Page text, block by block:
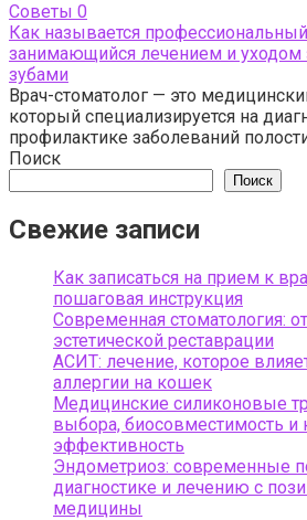
Советы 0
Как называется
занимающийся лечением и уходом
зубами
Врач-стоматолог — это
который специализируется на
профилактике заболеваний
Поиск
Поиск
Свежие записи
Как записаться на прием к
пошаговая инструкция
Современная стоматология:
эстетической реставрации
АСИТ: лечение, которое
аллергии на кошек
Медицинские силиконовые
выбора, биосовместимость и
эффективность
Эндометриоз: современные
диагностике и лечению с
медицины